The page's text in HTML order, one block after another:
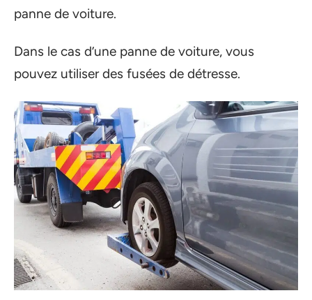
panne de voiture.
Dans le cas d’une panne de voiture, vous
pouvez utiliser des fusées de détresse.